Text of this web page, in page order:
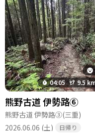
04:05
9.5
熊野古道 伊勢路⑥
熊野古道 伊勢路③(三重)
2026.06.06 (土)
日帰り